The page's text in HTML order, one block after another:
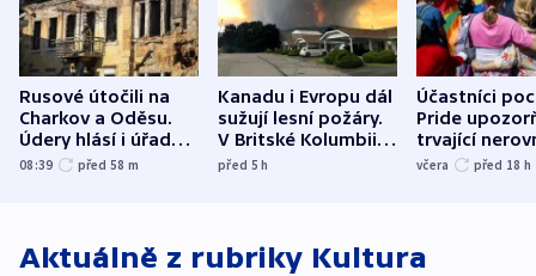
Rusové útočili na
Charkov a Oděsu.
Údery hlásí i úřady v
Bělgorodu
08:39 před 58 m
Kanadu i Evropu dál
sužují lesní požáry.
V Britské Kolumbii
evakuovali tisíce lidí
před 5h
Účastníci
Pride
trvající
včera před 18 h
Aktuálně z rubriky Kultura